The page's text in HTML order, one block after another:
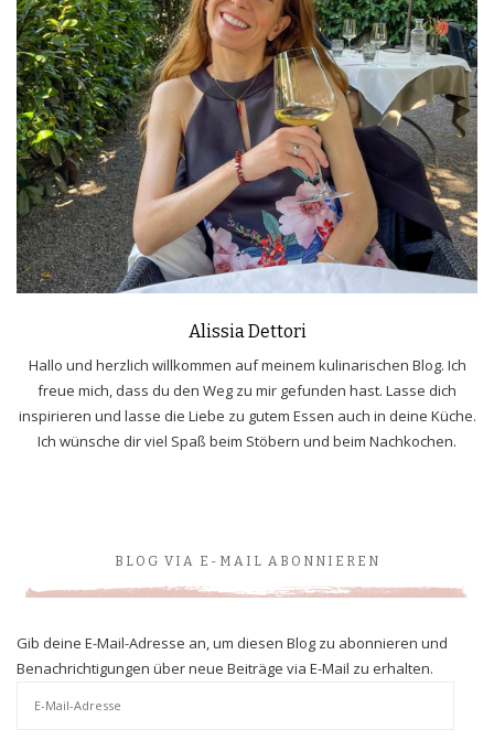
Alissia Dettori
Hallo und herzlich willkommen auf meinem kulinarischen Blog. Ich
freue mich, dass du den Weg zu mir gefunden hast. Lasse dich
inspirieren und lasse die Liebe zu gutem Essen auch in deine Küche.
Ich wünsche dir viel Spaß beim Stöbern und beim Nachkochen.
BLOG VIA E-MAIL ABONNIEREN
Gib deine E-Mail-Adresse an, um diesen Blog zu abonnieren und
Benachrichtigungen über neue Beiträge via E-Mail zu erhalten.